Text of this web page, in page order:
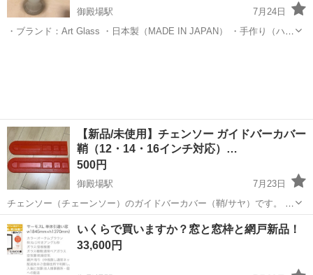
御殿場駅
7月24日
・ブランド：Art Glass ・日本製（MADE IN JAPAN） ・手作り（ハン
【新品/未使用】チェンソー ガイドバーカバー
鞘（12・14・16インチ対応）…
500円
御殿場駅
7月23日
チェンソー（チェーンソー）のガイドバーカバー（鞘/サヤ）です。 使
用予定がないためお譲りします。 ガイドバーの長さに合わせてカット
して調整できるタイプです。 【商品特徴】 ・対応サイズ：12インチ
（30cm）/ 14イン...
静岡 御殿場駅 その他
いくらで買いますか？窓と窓枠と網戸新品！
33,600円